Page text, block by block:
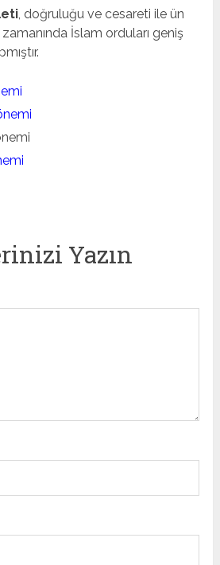
, doğruluğu ve cesareti ile ün
zamanında İslam orduları geniş
Yazın